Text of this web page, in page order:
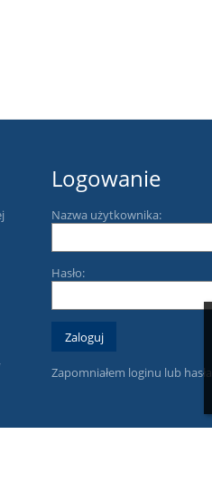
Logowanie
Nazwa użytkownika:
Hasło:
Zapomniałem loginu lub hasła